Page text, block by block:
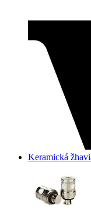
Keramická